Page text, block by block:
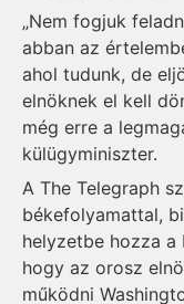
„Nem fogjuk
abban az
ahol tudunk, de
elnöknek el kell
még erre a
külügyminiszter.
A The Telegraph
békefolyamattal,
helyzetbe hozza a
hogy az orosz
működni